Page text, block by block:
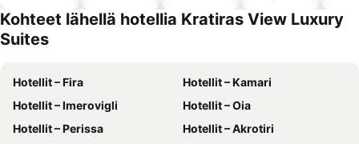
Kohteet lähellä hotellia Kratiras View Luxury
Suites
Hotellit – Fira
Hotellit – Kamari
Hotellit – Imerovigli
Hotellit – Oia
Hotellit – Perissa
Hotellit – Akrotiri